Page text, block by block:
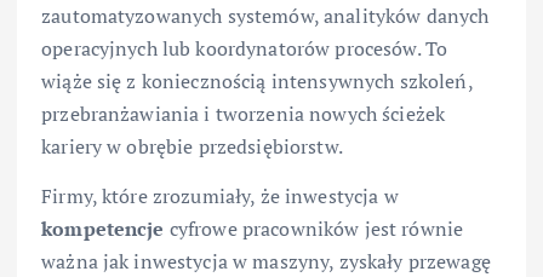
zautomatyzowanych systemów, analityków danych
operacyjnych lub koordynatorów procesów. To
wiąże się z koniecznością intensywnych szkoleń,
przebranżawiania i tworzenia nowych ścieżek
kariery w obrębie przedsiębiorstw.
Firmy, które zrozumiały, że inwestycja w
kompetencje cyfrowe pracowników jest równie
ważna jak inwestycja w maszyny, zyskały przewagę